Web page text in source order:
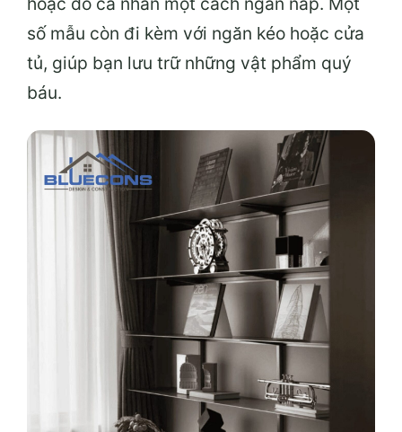
số mẫu còn đi kèm với ngăn kéo hoặc cửa
tủ, giúp bạn lưu trữ những vật phẩm quý
báu.